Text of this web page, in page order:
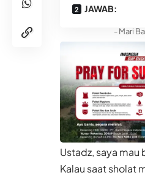
JAWAB:
- Mari
Ustadz, saya mau
Kalau saat sholat